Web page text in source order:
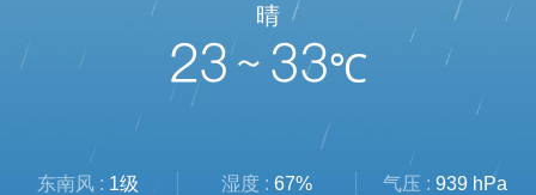
晴
23 ~ 33℃
东南风 : 1级 湿度 : 67% 气压 : 939 hPa